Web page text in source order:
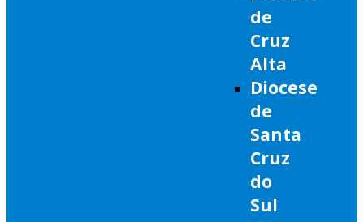
de
Cruz
Alta
Diocese
de
Santa
Cruz
do
Sul